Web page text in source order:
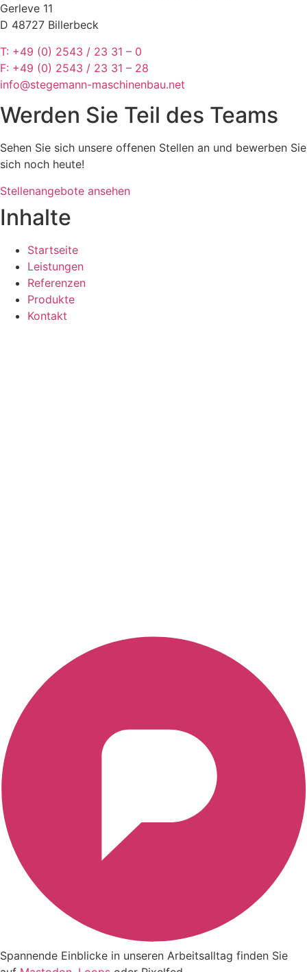
Gerleve 11
D 48727 Billerbeck
T: +49 (0) 2543 / 23 31 – 0
F: +49 (0) 2543 / 23 31 – 28
info@stegemann-maschinenbau.net
Werden Sie Teil des Teams
Sehen Sie sich unsere offenen Stellen an und bewerben Sie
sich noch heute!
Stellenangebote ansehen
Inhalte
Startseite
Leistungen
Referenzen
Produkte
Kontakt
Spannende Einblicke in unseren Arbeitsalltag finden Sie